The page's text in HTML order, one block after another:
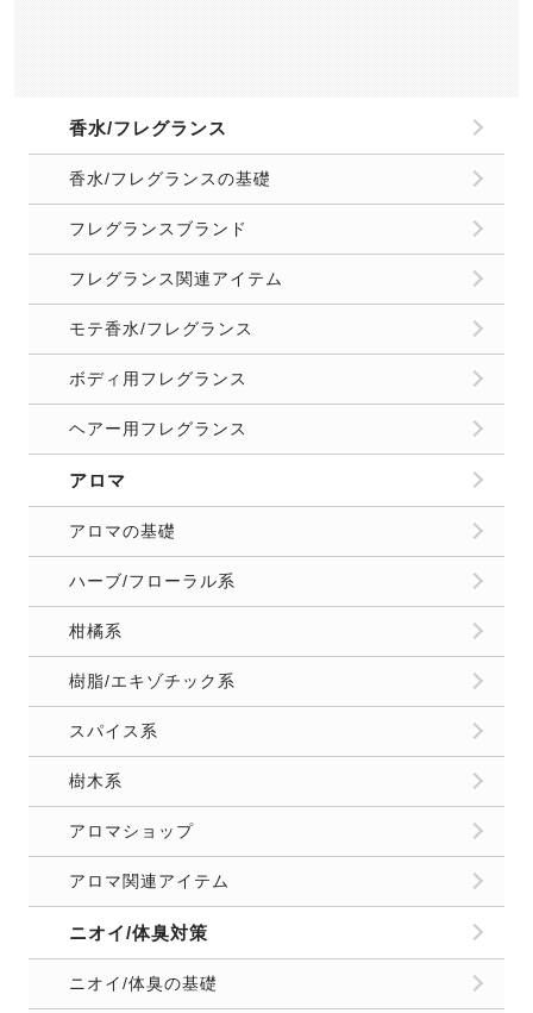
香水/フレグランス
香水/フレグランスの基礎
フレグランスブランド
フレグランス関連アイテム
モテ香水/フレグランス
ボディ用フレグランス
ヘアー用フレグランス
アロマ
アロマの基礎
ハーブ/フローラル系
柑橘系
樹脂/エキゾチック系
スパイス系
樹木系
アロマショップ
アロマ関連アイテム
ニオイ/体臭対策
ニオイ/体臭の基礎